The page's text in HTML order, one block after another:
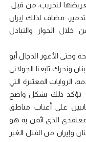
لتخريب، من قبل
مضاف لذلك إيران
الحوار والتبادل
وحتى الأعور الدجال أبو
ونحرك تابعنا الجولاني
الروايات المعتبرة التي
تؤكد ذلك بشكل واضح
على أعتاب مناطق
معتقدي الذي ائمن به هو
وإيران من القتل الغير